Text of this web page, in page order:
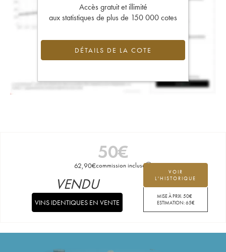
Accès gratuit et illimité
aux statistiques de plus de 150 000 cotes
DÉTAILS DE LA COTE
50€
62,90€commission incluse
VOIR
L'HISTORIQUE
MISE À PRIX:50€
ESTIMATION:65€
VENDU
VINS IDENTIQUES EN VENTE